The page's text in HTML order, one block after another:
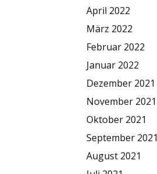
April 2022
März 2022
Februar 2022
Januar 2022
Dezember 2021
November 2021
Oktober 2021
September 2021
August 2021